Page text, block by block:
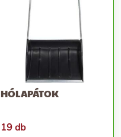
HÓLAPÁTOK
19 db